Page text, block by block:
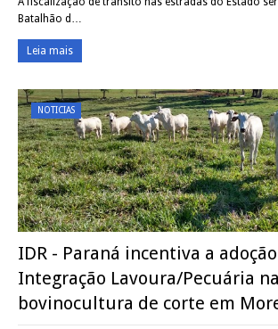
Batalhão d…
Leia mais
NOTICIAS
IDR - Paraná incentiva a
Integração Lavoura/Pecuária na
bovinocultura de corte em